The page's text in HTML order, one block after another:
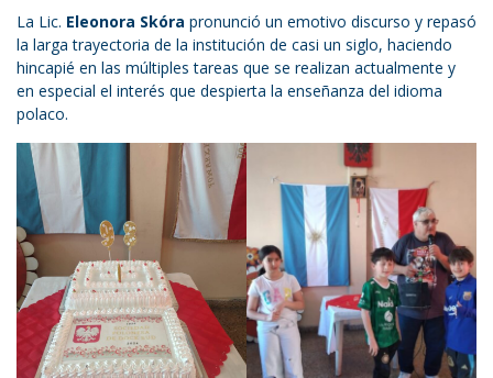
La Lic. Eleonora Skóra pronunció un emotivo discurso y repasó
la larga trayectoria de la institución de casi un siglo, haciendo
hincapié en las múltiples tareas que se realizan actualmente y
en especial el interés que despierta la enseñanza del idioma
polaco.